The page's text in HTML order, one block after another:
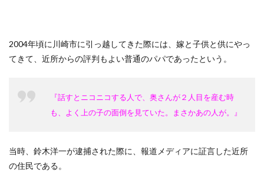
2004年頃に川崎市に引っ越してきた際には、嫁と子供と供にやっ
てきて、近所からの評判もよい普通のパパであったという。
『話すとニコニコする人で、奥さんが２人目を産む時
も、よく上の子の面倒を見ていた。まさかあの人が。』
当時、鈴木洋一が逮捕された際に、報道メディアに証言した近所
の住民である。